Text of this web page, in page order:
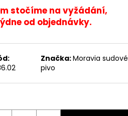
stočíme na vyžádání,
od objednávky.
Značka:Moravia sudové
pivo